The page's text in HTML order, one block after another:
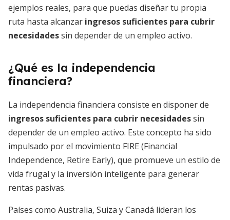
ejemplos reales, para que puedas diseñar tu propia
ruta hasta alcanzar ingresos suficientes para cubrir
necesidadessin depender de un empleo activo.
¿Qué es la independencia
financiera?
La independencia financiera consiste en disponer de
ingresos suficientes para cubrir necesidadessin
depender de un empleo activo. Este concepto ha sido
impulsado por el movimiento FIRE (Financial
Independence, Retire Early), que promueve un estilo de
vida frugal y la inversión inteligente para generar
rentas pasivas.
Países como Australia, Suiza y Canadá lideran los